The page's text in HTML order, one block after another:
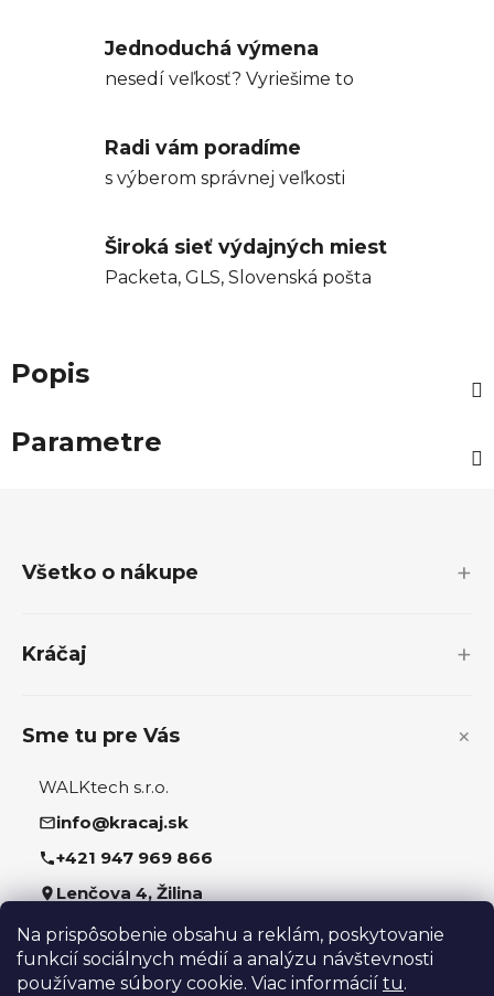
Na prispôsobenie obsahu a reklám, poskytovanie
funkcií sociálnych médií a analýzu návštevnosti
používame súbory cookie. Viac informácií tu.
Jednoduchá výmena
nesedí veľkosť? Vyriešime to
Radi vám poradíme
s výberom správnej veľkosti
Široká sieť výdajných miest
Packeta, GLS, Slovenská pošta
Popis
Parametre
Všetko o nákupe
Kráčaj
Sme tu pre Vás
WALKtech s.r.o.
info@kracaj.sk
+421 947 969 866
Lenčova 4, Žilina
Sledujte nás